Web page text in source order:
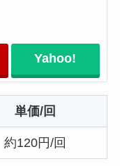
Yahoo!
単価/回
約120円/回